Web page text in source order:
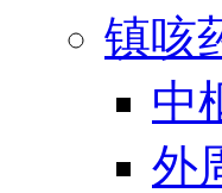
镇咳
中
外